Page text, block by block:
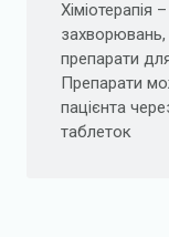
Хіміотерапія
захворювань,
препарати
Препарати
пацієнта
таблеток